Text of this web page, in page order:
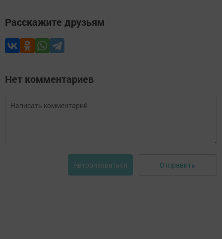
Расскажите друзьям
Нет комментариев
Авторизоваться Отправить